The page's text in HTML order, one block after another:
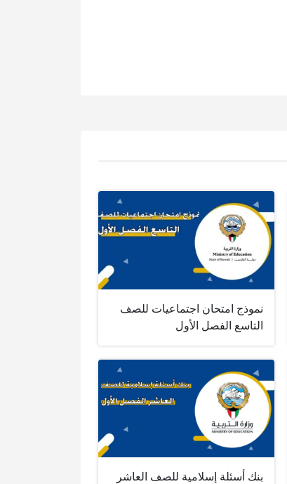
نموذج امتحان اجتماعيات للصف
التاسع الفصل الأول
بنك أسئلة إسلامية للصف العاشر